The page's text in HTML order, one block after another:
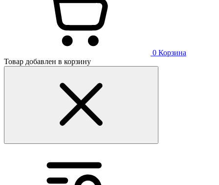
0 Корзина
Товар добавлен в корзину